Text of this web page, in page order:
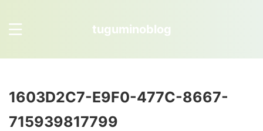
tuguminoblog
1603D2C7-E9F0-477C-8667-
715939817799